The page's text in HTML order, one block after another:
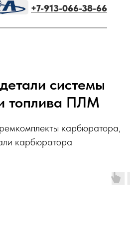
+7-913-066-38-66
системы
топлива ПЛМ
карбюратора,
карбюратора